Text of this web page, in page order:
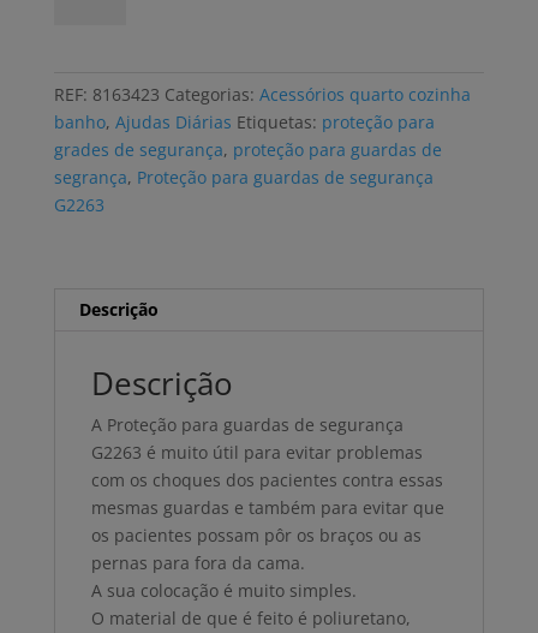
de
segurança
G2263
REF: 8163423 Categorias: Acessórios quarto cozinha
banho, Ajudas Diárias Etiquetas: proteção para
grades de segurança, proteção para guardas de
segrança, Proteção para guardas de segurança
G2263
Descrição
Descrição
A Proteção para guardas de segurança
G2263 é muito útil para evitar problemas
com os choques dos pacientes contra essas
mesmas guardas e também para evitar que
os pacientes possam pôr os braços ou as
pernas para fora da cama.
A sua colocação é muito simples.
O material de que é feito é poliuretano,